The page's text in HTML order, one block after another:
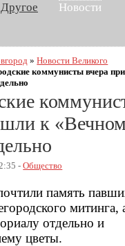
Другое
Новости
»Новости Великого
коммунисты вчера
к
-Общество
память
митинга,
отдельно и
цветы.